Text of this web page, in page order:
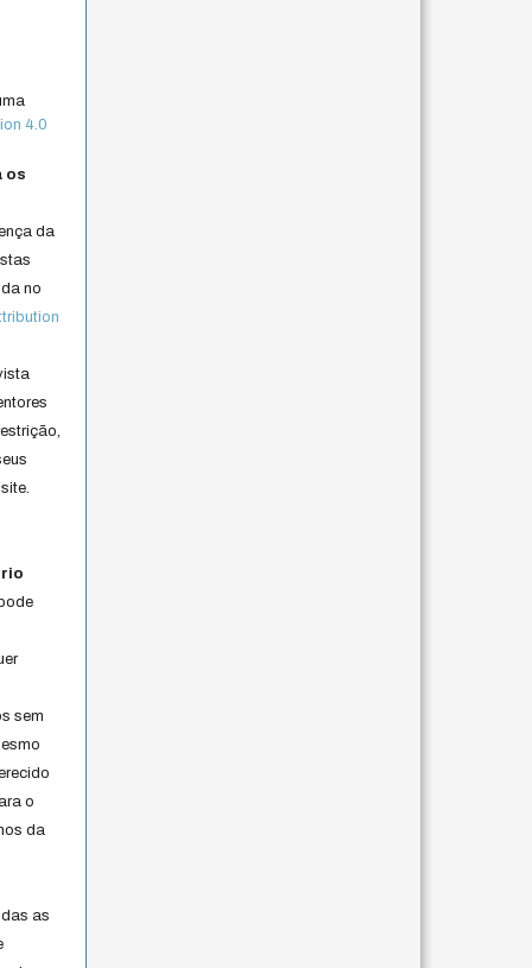
4.0
os
da
no
sem
o
da
as